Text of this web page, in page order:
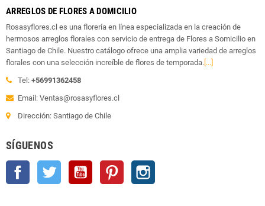
ARREGLOS DE FLORES A DOMICILIO
Rosasyflores.cl es una florería en línea especializada en la creación de
hermosos arreglos florales con servicio de entrega de Flores a Somicilio en
Santiago de Chile. Nuestro catálogo ofrece una amplia variedad de arreglos
florales con una selección increíble de flores de temporada. [...]
Tel: +56991362458
Email: Ventas@rosasyflores.cl
Dirección: Santiago de Chile
SÍGUENOS
Facebook Twitter YouTube Pinterest